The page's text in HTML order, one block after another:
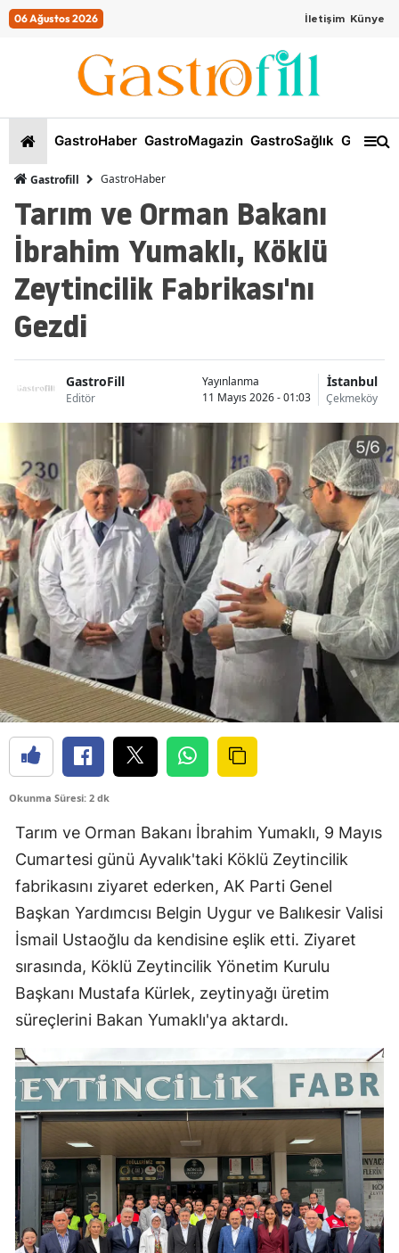
06 Ağustos 2026 İletişim Künye
GastroHaber GastroMagazin GastroSağlık
Gastrofill GastroHaber
Tarım ve Orman Bakanı
İbrahim Yumaklı, Köklü
Zeytincilik Fabrikası'nı
Gezdi
GastroFill
Editör
Yayınlanma
11 Mayıs 2026 - 01:03
İstanbul
Çekmeköy
Okunma Süresi: 2 dk
Tarım ve Orman Bakanı İbrahim Yumaklı, 9 Mayıs
Cumartesi günü Ayvalık'taki Köklü Zeytincilik
fabrikasını ziyaret ederken, AK Parti Genel
Başkan Yardımcısı Belgin Uygur ve Balıkesir Valisi
İsmail Ustaoğlu da kendisine eşlik etti. Ziyaret
sırasında, Köklü Zeytincilik Yönetim Kurulu
Başkanı Mustafa Kürlek, zeytinyağı üretim
süreçlerini Bakan Yumaklı'ya aktardı.